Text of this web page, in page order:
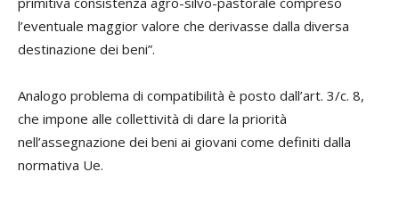
l’eventuale maggior valore che derivasse dalla diversa
destinazione dei beni”.
Analogo problema di compatibilità è posto dall’art. 3/c. 8,
che impone alle collettività di dare la priorità
nell’assegnazione dei beni ai giovani come definiti dalla
normativa Ue.